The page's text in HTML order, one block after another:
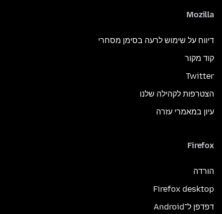
Mozilla
דיווח על שימוש לרעה בסימן מסחרי
קוד מקור
Twitter
הצטרפות לקהילה שלנו
עיון במאמרי עזרה
Firefox
הורדה
Firefox desktop
דפדפן ל־Android